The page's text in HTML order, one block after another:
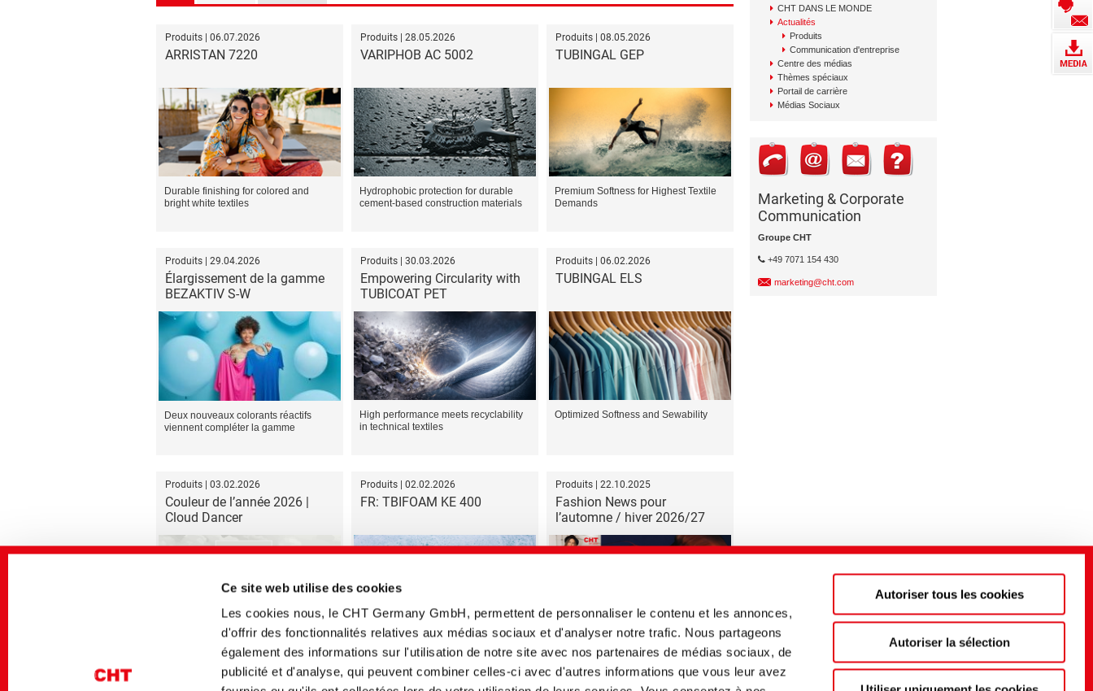
Ce site web utilise des cookies
Les cookies nous, le CHT Germany GmbH, permettent de personnaliser le contenu et les annonces,
d'offrir des fonctionnalités relatives aux médias sociaux et d'analyser notre trafic. Nous partageons
également des informations sur l'utilisation de notre site avec nos partenaires de médias sociaux, de
publicité et d'analyse, qui peuvent combiner celles-ci avec d'autres informations que vous leur avez
Autoriser tous les cookies
Autoriser la sélection
Produits | 06.07.2026
ARRISTAN 7220
Durable finishing for colored and
bright white textiles
Produits | 28.05.2026
VARIPHOB AC 5002
Hydrophobic protection for durable
cement-based construction materials
Produits | 08.05.2026
TUBINGAL GEP
Premium Softness for Highest Textile
Demands
Produits | 29.04.2026
Élargissement de la gamme
BEZAKTIV S-W
Deux nouveaux colorants réactifs
viennent compléter la gamme
Produits | 30.03.2026
Empowering Circularity with
TUBICOAT PET
High performance meets recyclability
in technical textiles
Produits | 06.02.2026
TUBINGAL ELS
Optimized Softness and Sewability
Produits | 03.02.2026
Couleur de l’année 2026 |
Cloud Dancer
Recomendación de fórmula para el
proceso de tintado PIGMENTURA
Produits | 02.02.2026
FR: TBIFOAM KE 400
FR:
Defoamer for Plastic Recycling
Produits | 22.10.2025
Fashion News pour
l’automne / hiver 2026/27
Tendances couleurs pour la saison
automne-hiver à venir
CHT DANS LE MONDE
Actualités
Produits
Communication d'entreprise
Centre des médias
Thèmes spéciaux
Portail de carrière
Médias Sociaux
Marketing & Corporate
Communication
Groupe CHT
+49 7071 154 430
marketing@cht.com